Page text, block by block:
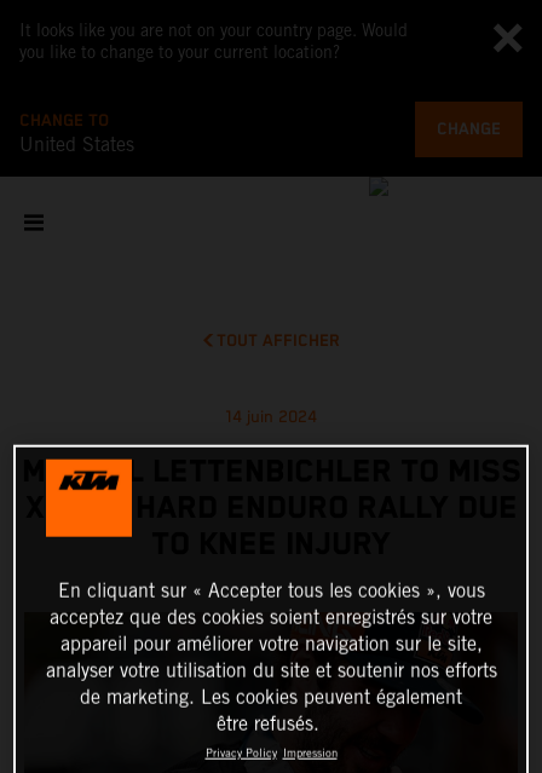
It looks like you are not on your country page. Would
you like to change to your current location?
CHANGE TO
United States
CHANGE
TOUT AFFICHER
14 juin 2024
MANUEL LETTENBICHLER TO MISS
En cliquant sur « Accepter tous les cookies », vous
acceptez que des cookies soient enregistrés sur votre
appareil pour améliorer votre navigation sur le site,
analyser votre utilisation du site et soutenir nos efforts
de marketing. Les cookies peuvent également
être refusés.
Privacy Policy Impression